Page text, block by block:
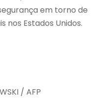
em torno de
nos Estados Unidos.
/ AFP